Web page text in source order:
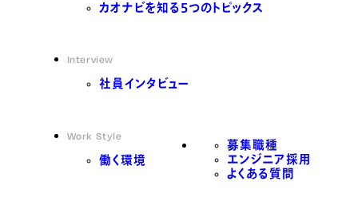
カオナビを知る5つのトピックス
Interview
社員インタビュー
Work Style
働く環境
募集職種
エンジニア採用
よくある質問